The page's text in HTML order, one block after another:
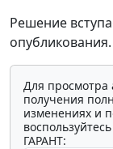
Решение
опубликования.
Для просмотра
получения
изменениях и
ГАРАНТ: